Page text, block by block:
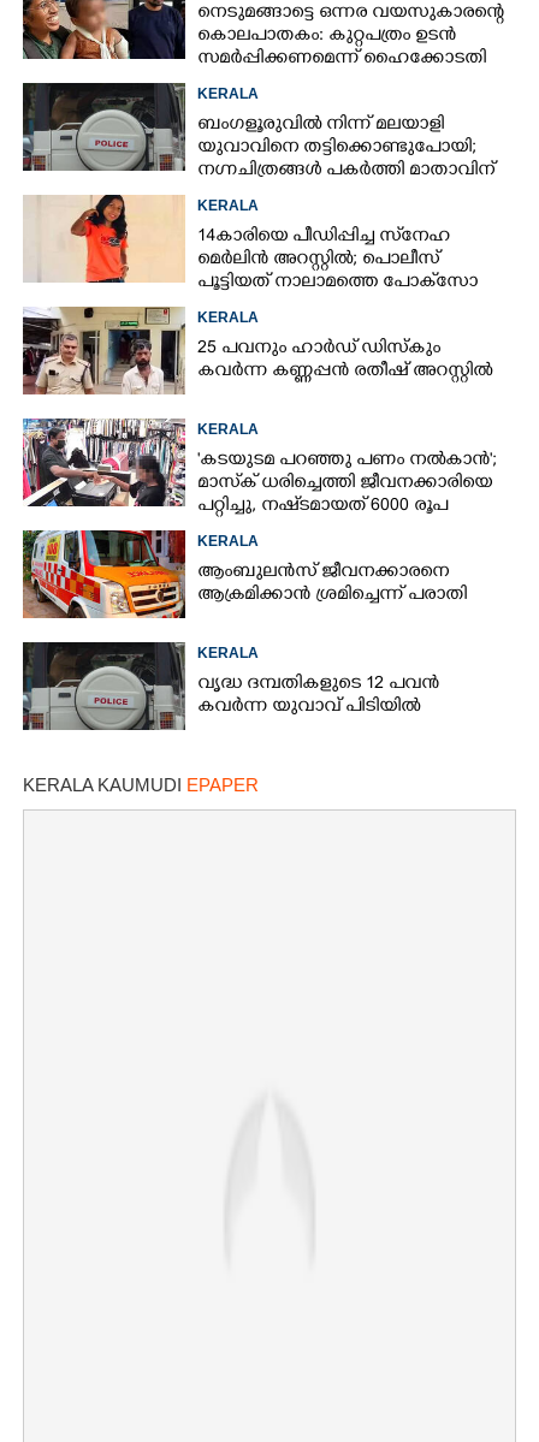
നെടുമങ്ങാട്ടെ ഒന്നര വയസുകാരന്റെ
കൊലപാതകം: കുറ്റപത്രം ഉടൻ
സമർപ്പിക്കണമെന്ന് ഹൈക്കോടതി
KERALA
ബംഗളൂരുവിൽ നിന്ന് മലയാളി
യുവാവിനെ തട്ടിക്കൊണ്ടുപോയി;
നഗ്നചിത്രങ്ങൾ പകർത്തി മാതാവിന്
KERALA
14കാരിയെ പീഡിപ്പിച്ച സ്‌നേഹ
മെർലിൻ അറസ്റ്റിൽ; പൊലീസ്
പൂട്ടിയത് നാലാമത്തെ പോക്‌സോ
KERALA
25 പവനും ഹാർഡ് ഡിസ്കും
കവർന്ന കണ്ണപ്പൻ രതീഷ് അറസ്റ്റിൽ
KERALA
'കടയുടമ പറഞ്ഞു പണം നൽകാൻ';
മാസ്‌ക് ധരിച്ചെത്തി ജീവനക്കാരിയെ
പറ്റിച്ചു, നഷ്‌ടമായത് 6000 രൂപ
KERALA
ആംബുലൻസ് ജീവനക്കാരനെ
ആക്രമിക്കാൻ ശ്രമിച്ചെന്ന് പരാതി
KERALA
വൃദ്ധ ദമ്പതികളുടെ 12 പവൻ
കവർന്ന യുവാവ് പിടിയിൽ
KERALA KAUMUDI EPAPER